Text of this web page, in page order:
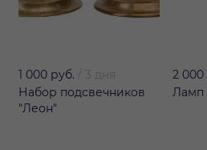
1 000 руб.
3 дня
Набор подсвечников
"Леон"
2 000